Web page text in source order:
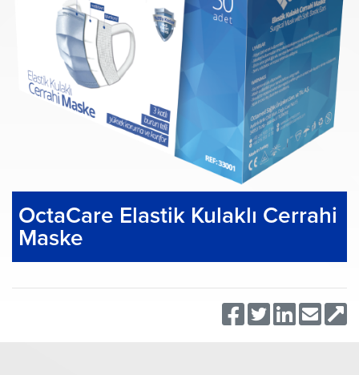
OctaCare Elastik Kulaklı Cerrahi
Maske